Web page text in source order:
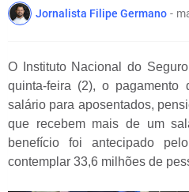
Jornalista Filipe Germano -
O Instituto Nacional do
quinta-feira (2), o pagamento
salário para aposentados,
que recebem mais de um
benefício foi antecipado
contemplar 33,6 milhões de